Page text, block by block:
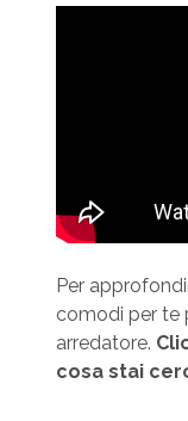
Per
comodi per te
arredatore.
cosa stai